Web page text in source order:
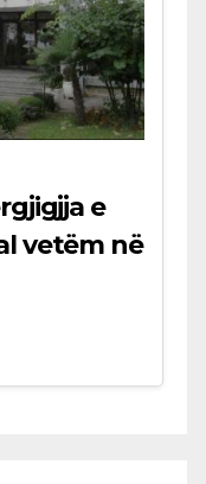
e
vetëm në